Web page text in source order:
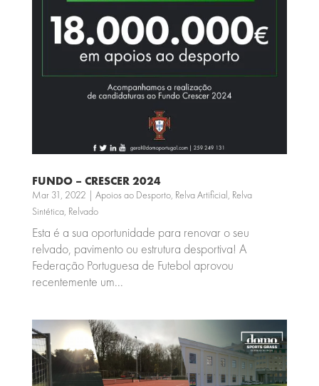
FUNDO – CRESCER 2024
Mar 31, 2022 | Apoios ao Desporto, Relva Artificial, Relva
Sintética, Relvado
Esta é a sua oportunidade para renovar o seu
relvado, pavimento ou estrutura desportiva! A
Federação Portuguesa de Futebol aprovou
recentemente um...